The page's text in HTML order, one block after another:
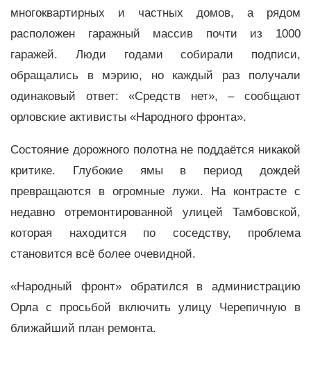
многоквартирных и частных домов, а рядом
расположен гаражный массив почти из 1000
гаражей. Люди годами собирали подписи,
обращались в мэрию, но каждый раз получали
одинаковый ответ: «Средств нет», – сообщают
орловские активисты «Народного фронта».
Состояние дорожного полотна не поддаётся никакой
критике. Глубокие ямы в период дождей
превращаются в огромные лужи. На контрасте с
недавно отремонтированной улицей Тамбовской,
которая находится по соседству, проблема
становится всё более очевидной.
«Народный фронт» обратился в администрацию
Орла с просьбой включить улицу Черепичную в
ближайший план ремонта.